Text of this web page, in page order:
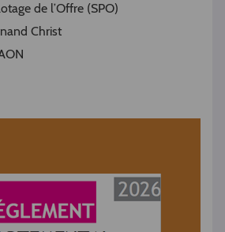
de l’Offre (SPO)
Christ